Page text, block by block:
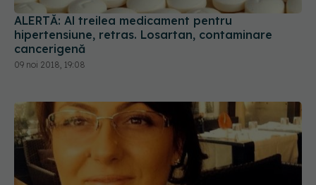
ALERTĂ: Al treilea medicament pentru
hipertensiune, retras. Losartan, contaminare
cancerigenă
09 noi 2018, 19:08